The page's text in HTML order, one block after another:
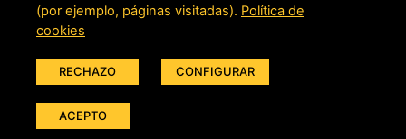
Aviso Legal
(por ejemplo, páginas visitadas). Política de
cookies
RECHAZO CONFIGURAR
ACEPTO